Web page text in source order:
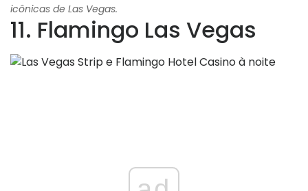
icônicas de Las Vegas.
11. Flamingo Las Vegas